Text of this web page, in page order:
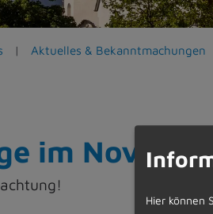
Aktuelles & Bekanntmachungen
im
Hier können